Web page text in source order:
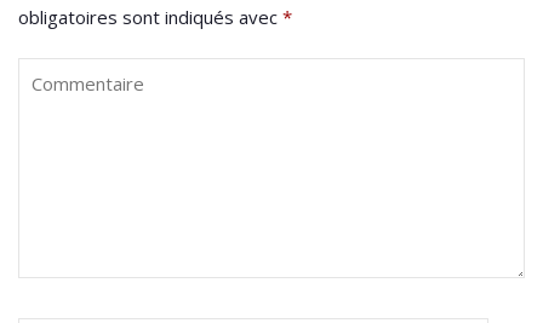
obligatoires sont indiqués avec *